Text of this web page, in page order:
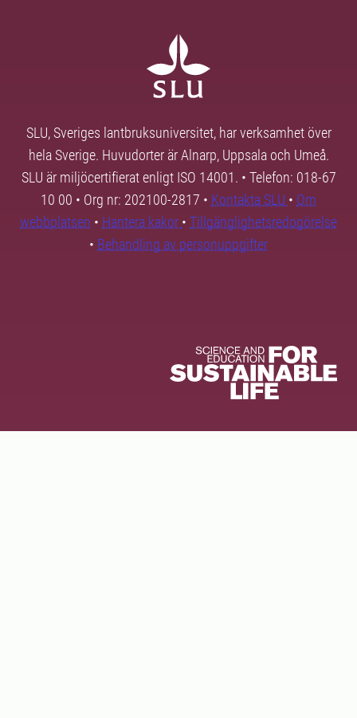
SLU, Sveriges lantbruksuniversitet, har verksamhet över
hela Sverige. Huvudorter är Alnarp, Uppsala och Umeå.
SLU är miljöcertifierat enligt ISO 14001. • Telefon: 018-67
10 00 • Org nr: 202100-2817 • Kontakta SLU • Om
webbplatsen • Hantera kakor • Tillgänglighetsredogörelse
• Behandling av personuppgifter